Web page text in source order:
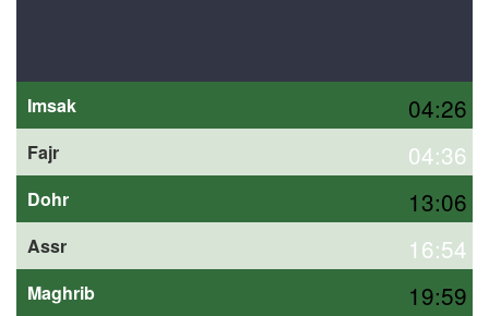
Imsak 04:26
Fajr 04:36
Dohr 13:06
Assr 16:54
Maghrib 19:59